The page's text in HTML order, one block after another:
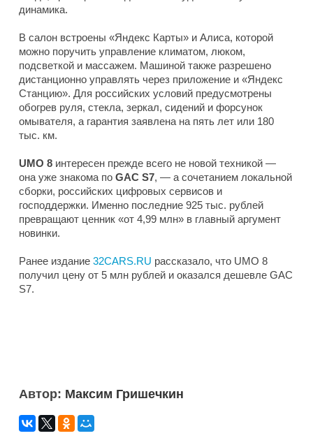
динамика.
В салон встроены «Яндекс Карты» и Алиса, которой
можно поручить управление климатом, люком,
подсветкой и массажем. Машиной также разрешено
дистанционно управлять через приложение и «Яндекс
Станцию». Для российских условий предусмотрены
обогрев руля, стекла, зеркал, сидений и форсунок
омывателя, а гарантия заявлена на пять лет или 180
тыс. км.
UMO 8 интересен прежде всего не новой техникой —
она уже знакома по GAC S7, — а сочетанием локальной
сборки, российских цифровых сервисов и
господдержки. Именно последние 925 тыс. рублей
превращают ценник «от 4,99 млн» в главный аргумент
новинки.
Ранее издание 32CARS.RU рассказало, что UMO 8
получил цену от 5 млн рублей и оказался дешевле GAC
S7.
Автор: Максим Гришечкин